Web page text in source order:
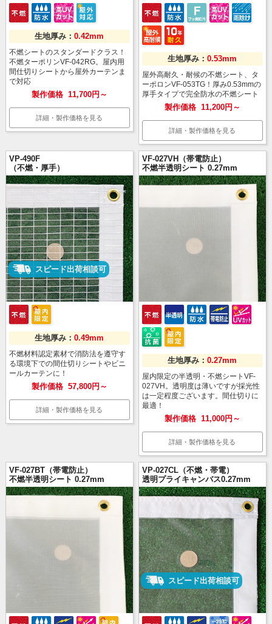
生地厚み：0.42mm
不燃シートのスタンダードクラス！
不燃ターポリンVF-042RG。屋内用
間仕切りシートから屋外カーテンま
で対応
製作価格 11,700円～
詳細・製作価格を見る
生地厚み：0.53mm
屋外高耐久・耐候の不燃シート、タ
ーポロンVF-053TG！厚み0.53mmの
厚手タイプで完全防水の不燃シート
製作価格 11,200円～
詳細・製作価格を見る
VP-490F
（不燃・厚手）
スピード出荷相談可
生地厚み：0.49mm
不燃材料認定素材で消防法を遵守す
る環境下での間仕切りシートやビニ
ールカーテンに！
製作価格 57,800円～
詳細・製作価格を見る
VF-027VH（帯電防止）
不燃半透明シート 0.27mm
生地厚み：0.27mm
屋内限定の半透明・不燃シートVF-
027VH。透明度は薄いですが採光性
は一定程度ございます。間仕切りに
最適！
製作価格 11,000円～
詳細・製作価格を見る
VF-027BT（帯電防止）
不燃半透明シート 0.27mm
VP-027CL（不燃・帯電）
透明プライキャンバス0.27mm
スピード出荷相談可